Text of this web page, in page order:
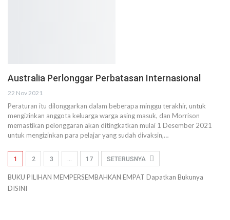
Australia Perlonggar Perbatasan Internasional
22 Nov 2021
Peraturan itu dilonggarkan dalam beberapa minggu terakhir, untuk
mengizinkan anggota keluarga warga asing masuk, dan Morrison
memastikan pelonggaran akan ditingkatkan mulai 1 Desember 2021
untuk mengizinkan para pelajar yang sudah divaksin,…
1 2 3 … 17 SETERUSNYA
BUKU PILIHAN MEMPERSEMBAHKAN EMPAT Dapatkan Bukunya
DISINI